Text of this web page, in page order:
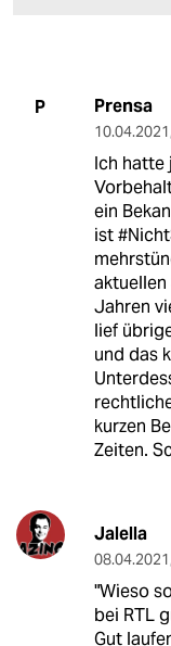
P Prensa
10.04.2021,
Ich hatte
ein
ist
aktuellen
Jahren
lief
und das
kurzen
Zeiten.
Jalella
08.04.2021,
"Wieso
bei RTL
Gut